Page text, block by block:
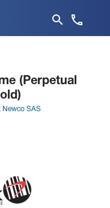
(Perpetual
Newco SAS